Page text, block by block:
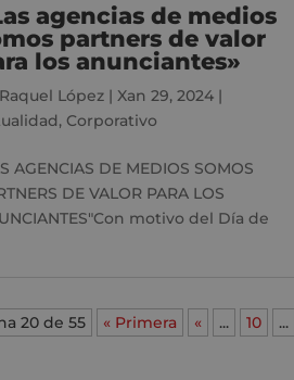
agencias de medios
partners de valor
los anunciantes»
Raquel López |Xan 29, 2024 |
, Corporativo
AGENCIAS DE MEDIOS SOMOS
DE VALOR PARA LOS
motivo del Día de
20 de 55 « Primera « ... 10 ...